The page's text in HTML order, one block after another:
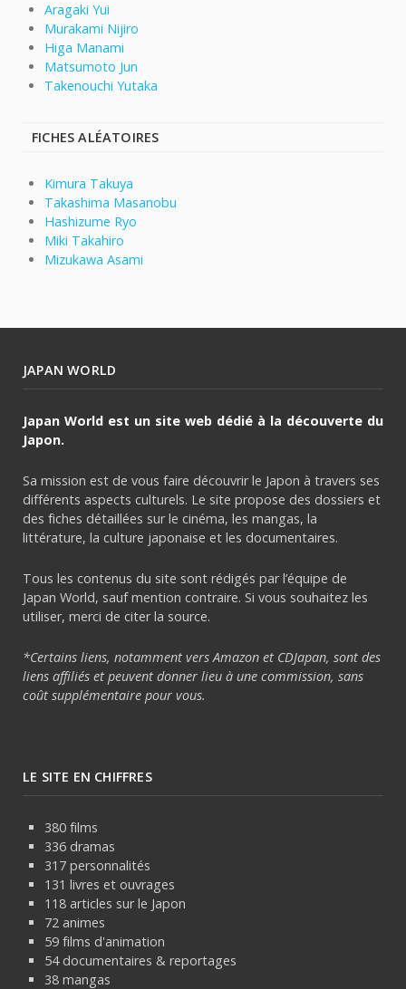
Aragaki Yui
Murakami Nijiro
Higa Manami
Matsumoto Jun
Takenouchi Yutaka
FICHES ALÉATOIRES
Kimura Takuya
Takashima Masanobu
Hashizume Ryo
Miki Takahiro
Mizukawa Asami
JAPAN WORLD
Japan World est un site web dédié à la découverte du
Japon.
Sa mission est de vous faire découvrir le Japon à travers ses
différents aspects culturels. Le site propose des dossiers et
des fiches détaillées sur le cinéma, les mangas, la
littérature, la culture japonaise et les documentaires.
Tous les contenus du site sont rédigés par l’équipe de
Japan World, sauf mention contraire. Si vous souhaitez les
utiliser, merci de citer la source.
*Certains liens, notamment vers Amazon et CDJapan, sont des
liens affiliés et peuvent donner lieu à une commission, sans
coût supplémentaire pour vous.
LE SITE EN CHIFFRES
380 films
336 dramas
317 personnalités
131 livres et ouvrages
118 articles sur le Japon
72 animes
59 films d'animation
54 documentaires & reportages
38 mangas